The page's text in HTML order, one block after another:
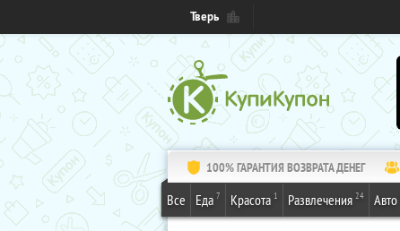
Тверь
100% ГАРАНТИЯ ВОЗВРАТА ДЕНЕГ
Все Еда 7 Красота 1 Развлечения 24 Авто